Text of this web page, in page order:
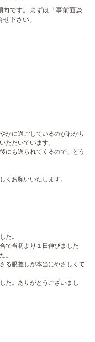
です。まずは「事前面談
下さい。
かに過ごしているのがわかり
ただいています。
にも送られてくるので、どう
くお願いいたします。
た。
で当初より１日伸びました
。
る眼差しが本当にやさしくて
た。ありがとうございまし